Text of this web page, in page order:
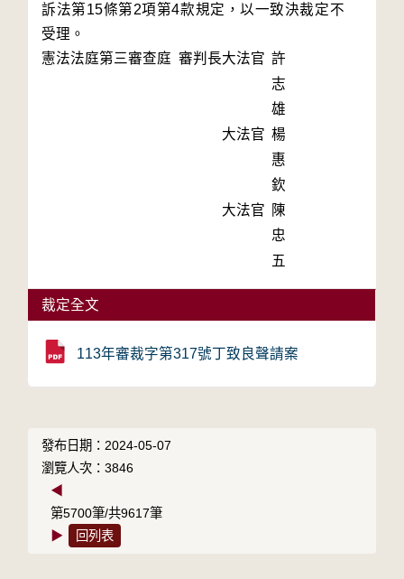
訴法第15條第2項第4款規定，以一致決裁定不
受理。
憲法法庭第三審查庭 審判長大法官 許
志
雄
大法官 楊
惠
欽
大法官
陳
忠
五
裁定全文
113年審裁字第317號丁致良聲請案
發布日期：2024-05-07
瀏覽人次：3846
◀
第5700筆/共9617筆
▶
回列表